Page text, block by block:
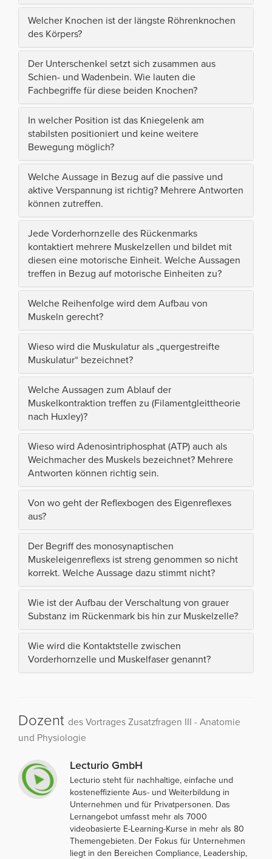
Welcher Knochen ist der längste Röhrenknochen
des Körpers?
Der Unterschenkel setzt sich zusammen aus
Schien- und Wadenbein. Wie lauten die
Fachbegriffe für diese beiden Knochen?
In welcher Position ist das Kniegelenk am
stabilsten positioniert und keine weitere
Bewegung möglich?
Welche Aussage in Bezug auf die passive und
aktive Verspannung ist richtig? Mehrere Antworten
können zutreffen.
Jede Vorderhornzelle des Rückenmarks
kontaktiert mehrere Muskelzellen und bildet mit
diesen eine motorische Einheit. Welche Aussagen
treffen in Bezug auf motorische Einheiten zu?
Welche Reihenfolge wird dem Aufbau von
Muskeln gerecht?
Wieso wird die Muskulatur als „quergestreifte
Muskulatur“ bezeichnet?
Welche Aussagen zum Ablauf der
Muskelkontraktion treffen zu (Filamentgleittheorie
nach Huxley)?
Wieso wird Adenosintriphosphat (ATP) auch als
Weichmacher des Muskels bezeichnet? Mehrere
Antworten können richtig sein.
Von wo geht der Reflexbogen des Eigenreflexes
aus?
Der Begriff des monosynaptischen
Muskeleigenreflexs ist streng genommen so nicht
korrekt. Welche Aussage dazu stimmt nicht?
Wie ist der Aufbau der Verschaltung von grauer
Substanz im Rückenmark bis hin zur Muskelzelle?
Wie wird die Kontaktstelle zwischen
Vorderhornzelle und Muskelfaser genannt?
Dozent des Vortrages Zusatzfragen III - Anatomie
und Physiologie
Lecturio GmbH
Lecturio steht für nachhaltige, einfache und
kosteneffiziente Aus- und Weiterbildung in
Unternehmen und für Privatpersonen. Das
Lernangebot umfasst mehr als 7000
videobasierte E-Learning-Kurse in mehr als 80
Themengebieten. Der Fokus für Unternehmen
liegt in den Bereichen Compliance, Leadership,